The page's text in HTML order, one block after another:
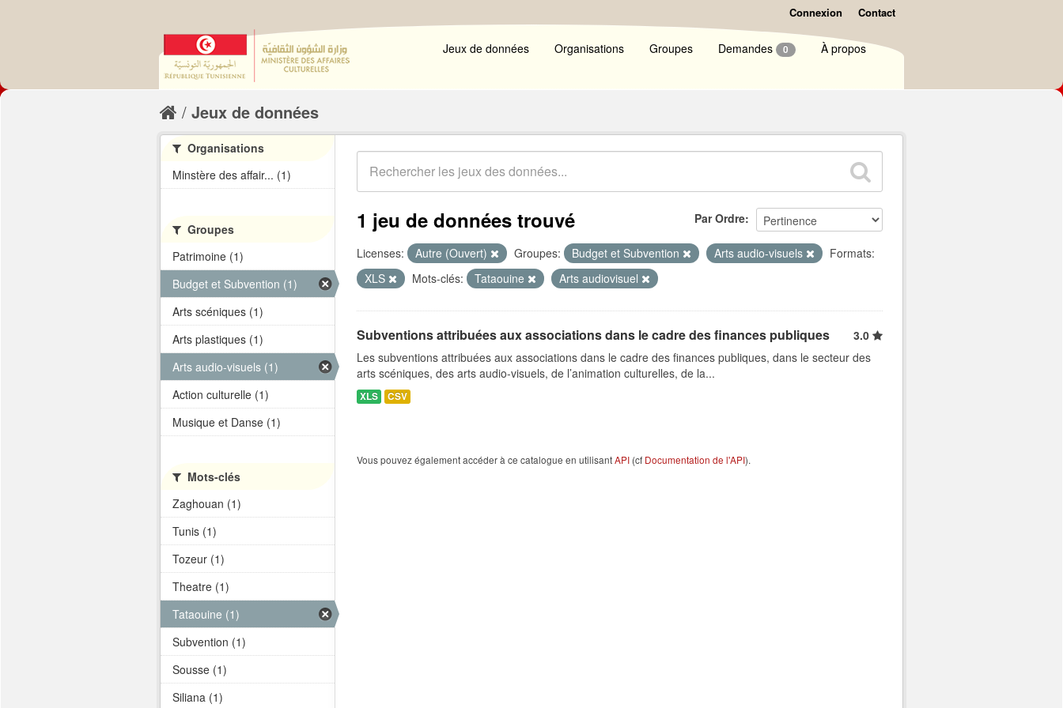
Connexion Contact
Jeux de données Organisations Groupes Demandes 0 À propos
Jeux de données
Par Ordre
1 jeu de données trouvé
Licenses: Autre (Ouvert) Groupes: Budget et Subvention Arts audio-visuels
Formats:
XLS
Mots-clés: Tataouine Arts audiovisuel
Subventions attribuées aux associations dans le cadre des finances publiques
3.0
Les subventions attribuées aux associations dans le cadre des finances publiques, dans le secteur des
arts scéniques, des arts audio-visuels, de l’animation culturelles, de la...
XLS CSV
Vous pouvez également accéder à ce catalogue en utilisantAPI (cf Documentation de l'API).
Organisations
Minstère des affair... (1)
Groupes
Patrimoine (1)
Budget et Subvention (1)
Arts scéniques (1)
Arts plastiques (1)
Arts audio-visuels (1)
Action culturelle (1)
Musique et Danse (1)
Mots-clés
Zaghouan (1)
Tunis (1)
Tozeur (1)
Theatre (1)
Tataouine (1)
Subvention (1)
Sousse (1)
Siliana (1)